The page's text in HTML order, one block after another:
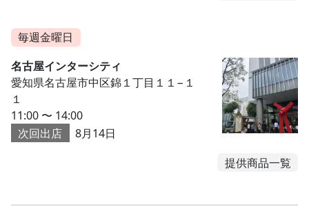
毎週金曜日
名古屋インターシティ
愛知県名古屋市中区錦１丁目１１−１
１
11:00 〜 14:00
次回出店
8月14日
提供商品一覧